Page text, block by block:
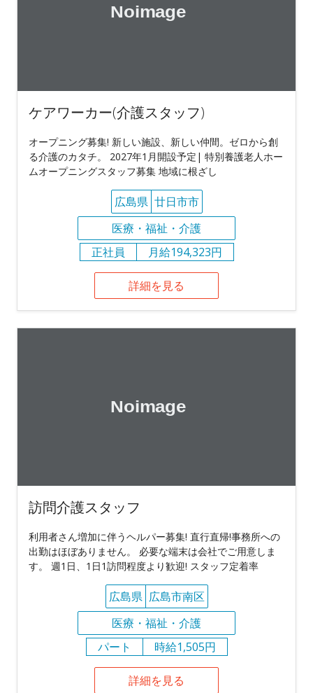
ケアワーカー(介護スタッフ)
オープニング募集! 新しい施設、新しい仲間。ゼロから創
る介護のカタチ。 2027年1月開設予定| 特別養護老人ホー
ムオープニングスタッフ募集 地域に根ざし
広島県 廿日市市
医療・福祉・介護
正社員
月給194,323円
詳細を見る
訪問介護スタッフ
利用者さん増加に伴うヘルパー募集! 直行直帰!事務所への
出勤はほぼありません。 必要な端末は会社でご用意しま
す。 週1日、1日1訪問程度より歓迎! スタッフ定着率
広島県 広島市南区
医療・福祉・介護
パート
時給1,505円
詳細を見る